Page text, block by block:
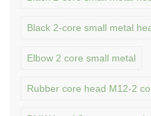
Black 2-core small metal
Elbow 2 core small metal
Rubber core head M12-2